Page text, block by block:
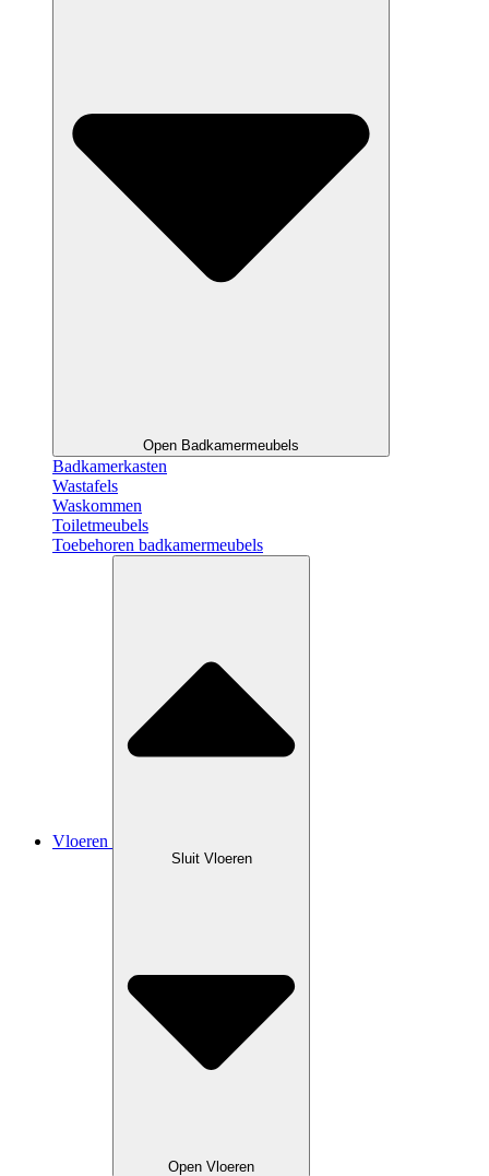
Open Badkamermeubels
Badkamerkasten
Wastafels
Waskommen
Toiletmeubels
Toebehoren badkamermeubels
Vloeren
Sluit Vloeren
Open Vloeren